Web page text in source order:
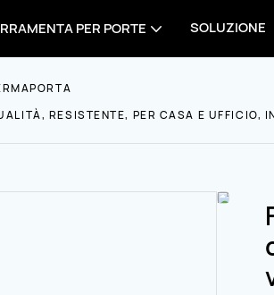
PER PORTE SOLUZIONE
RESISTENTE, PER CASA E